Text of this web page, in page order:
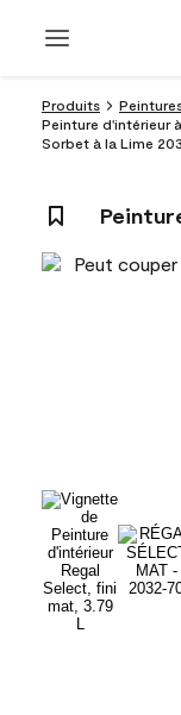
Produits
Peinture d'intérieur
Sorbet à la Lime